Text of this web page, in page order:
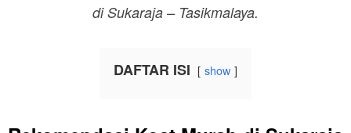
di Sukaraja – Tasikmalaya.
DAFTAR ISI show